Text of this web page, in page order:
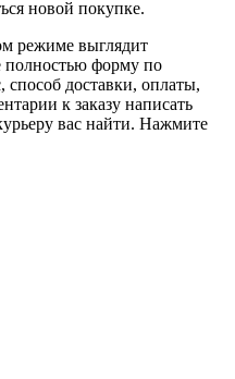
новой покупке.
режиме выглядит
полностью форму по
способ доставки, оплаты,
к заказу написать
вас найти. Нажмите